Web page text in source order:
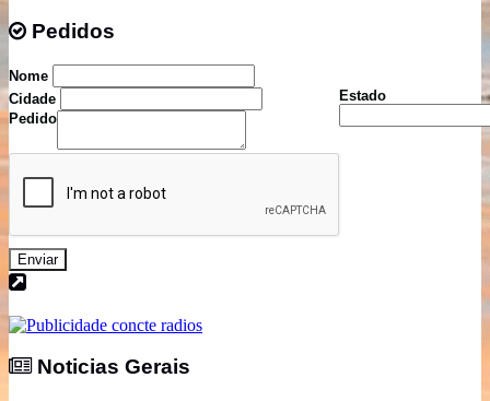
Pedidos
Nome
Cidade
Estado
Pedido
Enviar
Noticias Gerais